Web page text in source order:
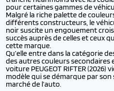
pour certaines gammes de
Malgré la riche palette de
différents constructeurs, le
noir suscite un engouement
succès auprès de celles et ceux
cette marque.
Qu’elle entre dans la catégorie
des autres couleurs secondaires
voiture PEUGEOT RIFTER
modèle qui se démarque par
marché de l’auto.